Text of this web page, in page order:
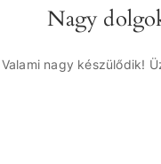
Nagy
Valami nagy készülődik!